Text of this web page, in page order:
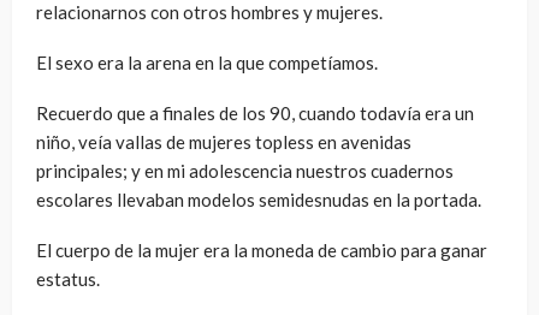
relacionarnos con otros hombres y mujeres.
El sexo era la arena en la que competíamos.
Recuerdo que a finales de los 90, cuando todavía era un
niño, veía vallas de mujeres topless en avenidas
principales; y en mi adolescencia nuestros cuadernos
escolares llevaban modelos semidesnudas en la portada.
El cuerpo de la mujer era la moneda de cambio para ganar
estatus.